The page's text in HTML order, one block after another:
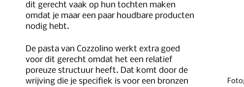
dit gerecht vaak op hun tochten maken
omdat je maar een paar houdbare producten
nodig hebt.
De pasta van Cozzolino werkt extra goed
voor dit gerecht omdat het een relatief
poreuze structuur heeft. Dat komt door de
wrijving die je specifiek is voor een bronzen